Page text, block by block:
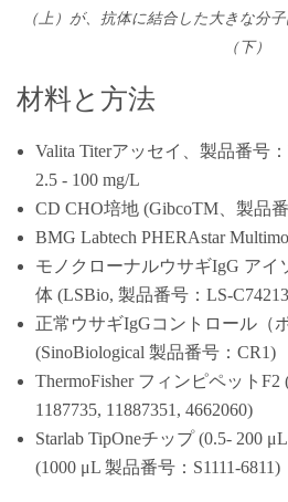
（上）が、抗体に結合した大きな分
（下）
材料と方法
Valita Titerアッセイ、製品番号
2.5 - 100 mg/L
CD CHO培地 (GibcoTM、製品
BMG Labtech PHERAstar
モノクローナルウサギIgG アイ
体 (LSBio, 製品番号：LS-
正常ウサギIgGコントロール（
(SinoBiological 製品番号：CR1)
ThermoFisher フィンピペットF2
1187735, 11887351, 4662060)
Starlab TipOneチップ (0.5- 200
(1000 μL 製品番号：S1111-6811)